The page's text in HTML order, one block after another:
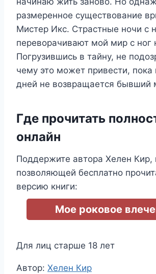
размеренное существование
Мистер Икс. Страстные ночи с
переворачивают мой мир с ног
Погрузившись в тайну, не
чему это может привести, пока
дней не возвращается бывший
Где прочитать
онлайн
Поддержите автора Хелен Кир,
позволяющей бесплатно
версию книги:
Мое роковое
Для лиц старше 18 лет
Метки
Автор: Хелен Кир